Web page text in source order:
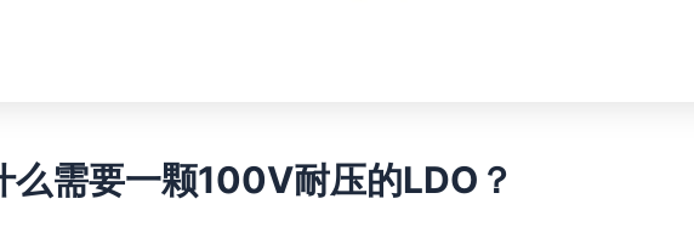
么需要一颗100V耐压的LDO？